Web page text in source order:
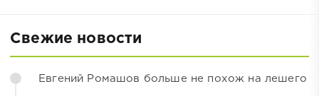
Свежие новости
Евгений Ромашов больше не похож на лешего